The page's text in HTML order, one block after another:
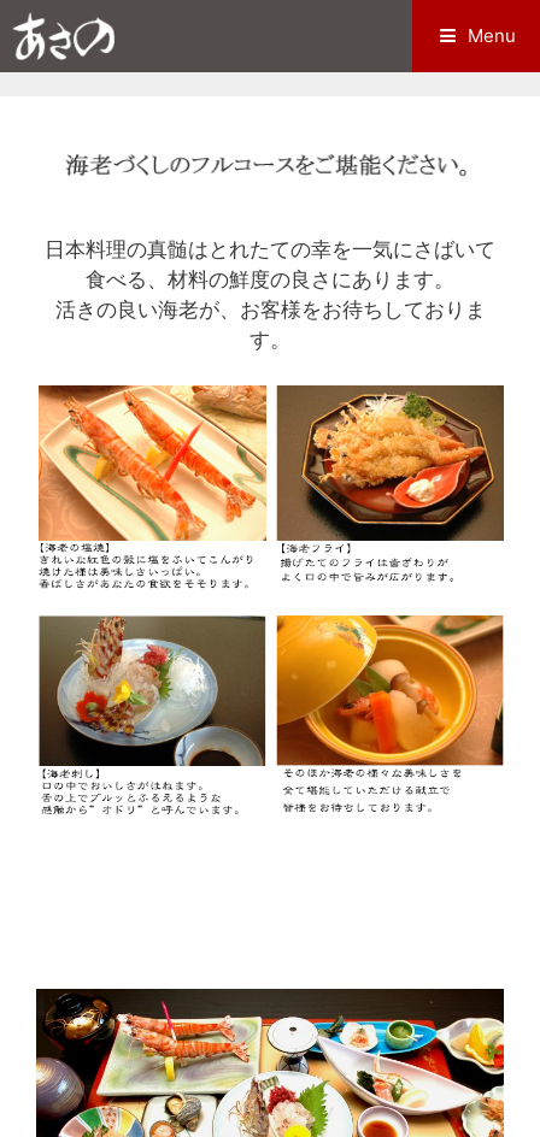
ン
テ
Menu
日本料理の真髄はとれたての幸を一気にさばいて
食べる、材料の鮮度の良さにあります。
活きの良い海老が、お客様をお待ちしておりま
す。